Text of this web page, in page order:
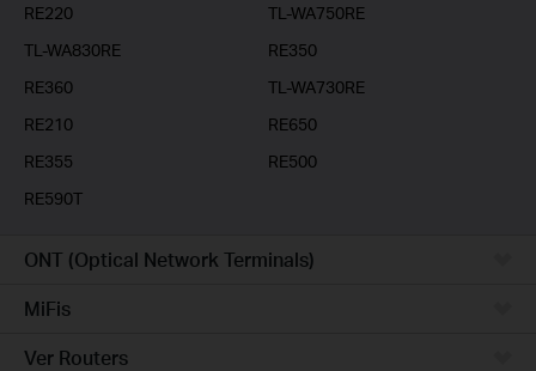
RE220
TL-WA750RE
TL-WA830RE
RE350
RE360
TL-WA730RE
RE210
RE650
RE355
RE500
RE590T
ONT (Optical Network Terminals)
MiFis
Ver Routers